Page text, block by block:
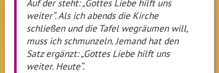
Auf der steht: „Gottes Liebe hilft uns
weiter“. Als ich abends die Kirche
schließen und die Tafel wegräumen will,
muss ich schmunzeln. Jemand hat den
Satz ergänzt: „Gottes Liebe hilft uns
weiter. Heute“.